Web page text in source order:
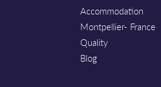
Accommodation
Montpellier- France
Quality
Blog